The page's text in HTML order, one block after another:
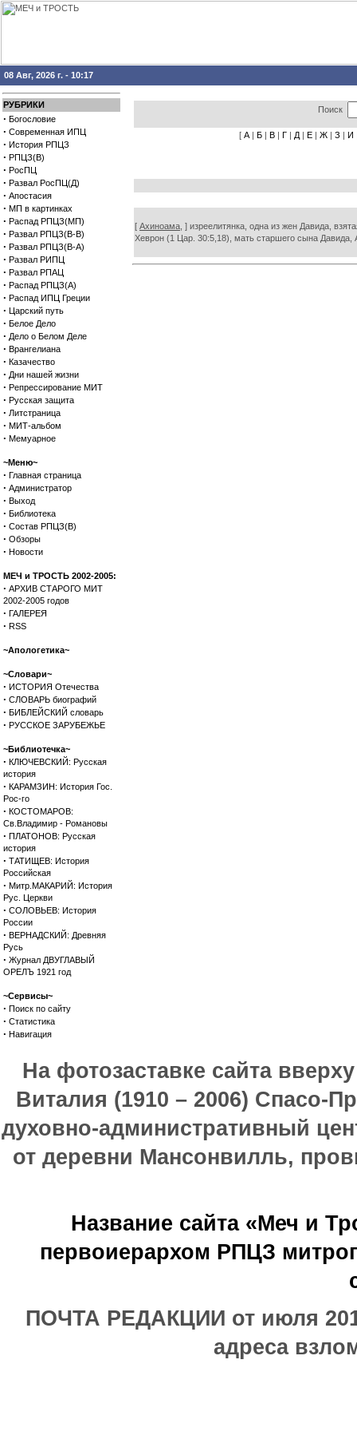
08 Авг, 2026 г. - 10:17
РУБРИКИ
· Богословие
· Современная ИПЦ
· История РПЦЗ
· РПЦЗ(В)
· РосПЦ
· Развал РосПЦ(Д)
· Апостасия
· МП в картинках
· Распад РПЦЗ(МП)
· Развал РПЦЗ(В-В)
· Развал РПЦЗ(В-А)
· Развал РИПЦ
· Развал РПАЦ
· Распад РПЦЗ(А)
· Распад ИПЦ Греции
· Царский путь
· Белое Дело
· Дело о Белом Деле
· Врангелиана
· Казачество
· Дни нашей жизни
· Репрессирование МИТ
· Русская защита
· Литстраница
· МИТ-альбом
· Мемуарное
~Меню~
· Главная страница
· Администратор
· Выход
· Библиотека
· Состав РПЦЗ(В)
· Обзоры
· Новости
МЕЧ и ТРОСТЬ 2002-2005:
· АРХИВ СТАРОГО МИТ
2002-2005 годов
· ГАЛЕРЕЯ
· RSS
~Апологетика~
~Словари~
· ИСТОРИЯ Отечества
· СЛОВАРЬ биографий
· БИБЛЕЙСКИЙ словарь
· РУССКОЕ ЗАРУБЕЖЬЕ
~Библиотечка~
· КЛЮЧЕВСКИЙ: Русская
история
· КАРАМЗИН: История Гос.
Рос-го
· КОСТОМАРОВ:
Св.Владимир - Романовы
· ПЛАТОНОВ: Русская
история
· ТАТИЩЕВ: История
Российская
· Митр.МАКАРИЙ: История
Рус. Церкви
· СОЛОВЬЕВ: История
России
· ВЕРНАДСКИЙ: Древняя
Русь
· Журнал ДВУГЛАВЫЙ
ОРЕЛЪ 1921 год
~Сервисы~
· Поиск по сайту
· Статистика
· Навигация
Поиск
[ А | Б | В | Г | Д | Е | Ж | З | И
[ Ахиноама, ] изреелитянка, одна из жен Давида,
Хеврон (1 Цар. 30:5,18), мать старшего сына
На фотозаставке сайта
Виталия (1910 – 2006) Спасо-
духовно-административный
от деревни Мансонвилль,
Название сайта «Меч и
первоиерархом РПЦЗ
ПОЧТА РЕДАКЦИИ от июля
адреса